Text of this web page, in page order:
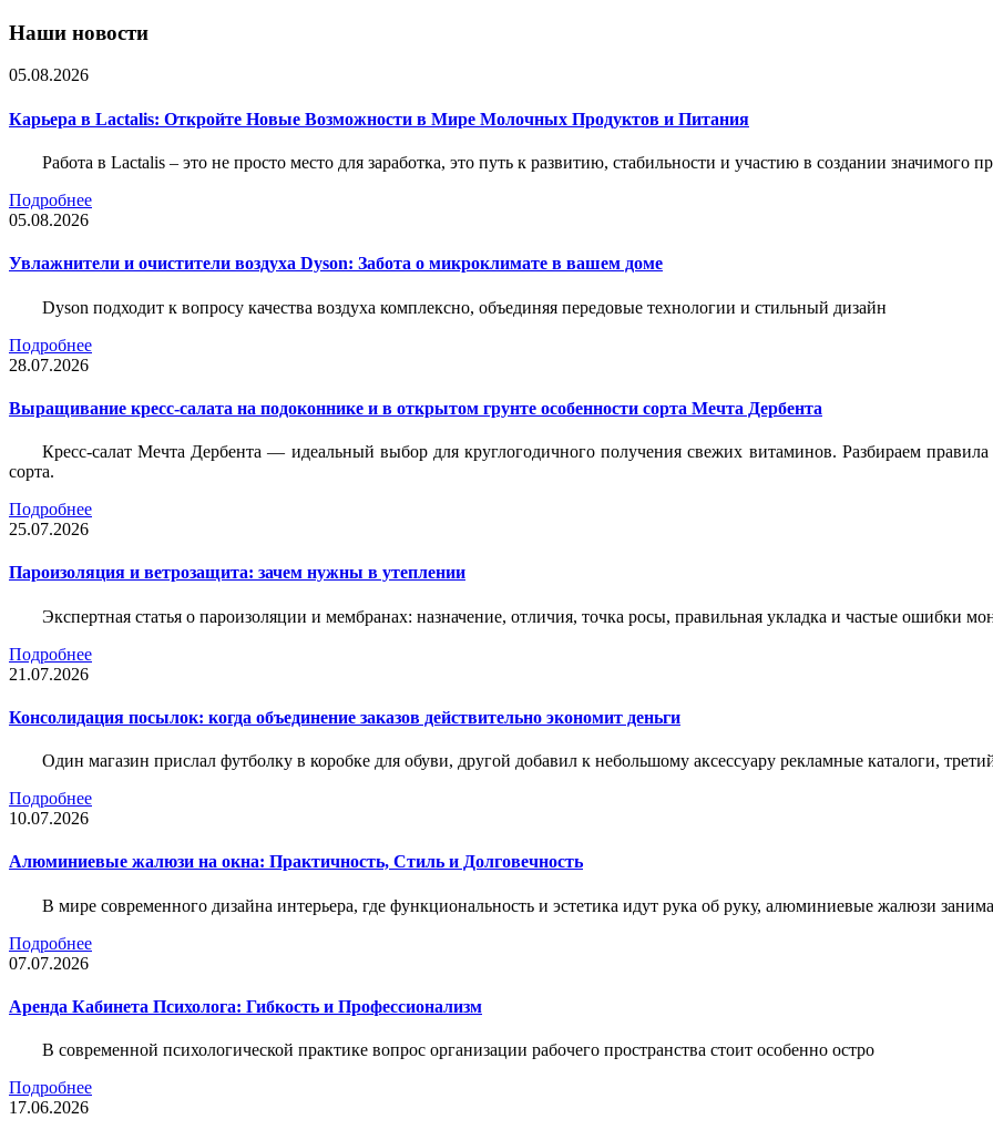
Наши новости
05.08.2026
Карьера в Lactalis: Откройте Новые Возможности в Мире Молочных Продуктов и Питания
Работа в Lactalis – это не просто место для заработка, это путь к развитию, стабильности и участию в создании значимого
Подробнее
05.08.2026
Увлажнители и очистители воздуха Dyson: Забота о микроклимате в вашем доме
Dyson подходит к вопросу качества воздуха комплексно, объединяя передовые технологии и стильный дизайн
Подробнее
28.07.2026
Выращивание кресс-салата на подоконнике и в открытом грунте особенности сорта Мечта Дербента
Кресс-салат Мечта Дербента — идеальный выбор для круглогодичного получения свежих витаминов. Разбираем
сорта.
Подробнее
25.07.2026
Пароизоляция и ветрозащита: зачем нужны в утеплении
Экспертная статья о пароизоляции и мембранах: назначение, отличия, точка росы, правильная укладка и частые ошибки
Подробнее
21.07.2026
Консолидация посылок: когда объединение заказов действительно экономит деньги
Один магазин прислал футболку в коробке для обуви, другой добавил к небольшому аксессуару рекламные каталоги,
Подробнее
10.07.2026
Алюминиевые жалюзи на окна: Практичность, Стиль и Долговечность
В мире современного дизайна интерьера, где функциональность и эстетика идут рука об руку, алюминиевые жалюзи
Подробнее
07.07.2026
Аренда Кабинета Психолога: Гибкость и Профессионализм
В современной психологической практике вопрос организации рабочего пространства стоит особенно остро
Подробнее
17.06.2026